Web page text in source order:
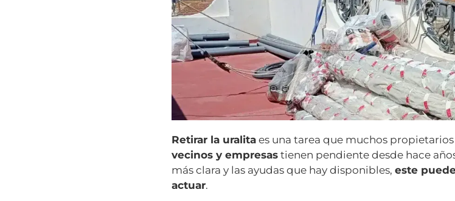
Retirar la uralita es una tarea que muchos
vecinos y empresas tienen pendiente desde hace
más clara y las ayudas que hay disponibles, este
actuar.